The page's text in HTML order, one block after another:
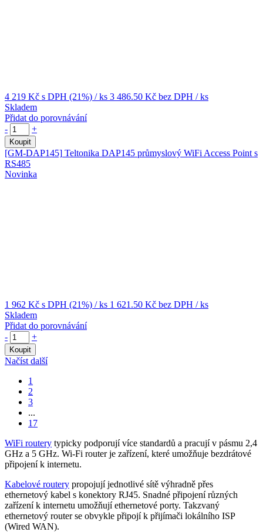
4 219 Kč s DPH (21%) / ks 3 486.50 Kč bez DPH / ks
Skladem
Přidat do porovnávání
-
+
Koupit
[GM-DAP145] Teltonika DAP145 průmyslový WiFi Access Point s
RS485
Novinka
1 962 Kč s DPH (21%) / ks 1 621.50 Kč bez DPH / ks
Skladem
Přidat do porovnávání
-
+
Koupit
Načíst další
1
2
3
...
17
WiFi routery typicky podporují více standardů a pracují v pásmu 2,4
GHz a 5 GHz. Wi-Fi routerje zařízení, které umožňuje bezdrátové
připojení k internetu.
Kabelové routery propojují jednotlivé sítě výhradně přes
ethernetový kabel s konektory RJ45. Snadné připojení různých
zařízení k internetu umožňují ethernetové porty. Takzvaný
ethernetový routerse obvykle připojí k přijímači lokálního ISP
(Wired WAN).